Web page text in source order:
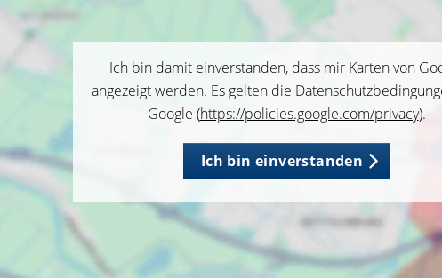
Ich bin damit einverstanden, dass mir Karten von
angezeigt werden. Es gelten die
Google (https://policies.google.com/privacy).
Ich bin einverstanden